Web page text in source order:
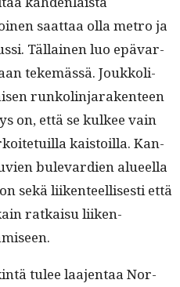
saat­taa olla metro ja
Täl­lainen luo epä­var­
tekemässä. Joukkoli­
runk­olin­jarak­en­teen
on, että se kul­kee vain
kaistoil­la. Kan­
bule­var­di­en alueel­la
sekä liiken­teel­lis­es­ti että
ratkaisu liiken­
tulee laa­jen­taa Nor­